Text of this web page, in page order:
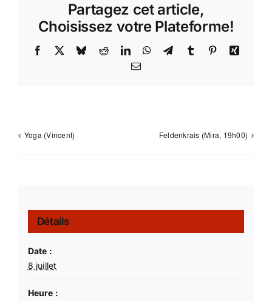
Partagez cet article,
Choisissez votre Plateforme!
Facebook BlueskyRedditLinkedInWhatsApp
TelegramTumblr PinterestXing
Email
Yoga (Vincent) Feldenkrais (Mira, 19h00)
Détails
Date :
8 juillet
Heure :